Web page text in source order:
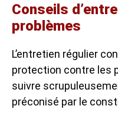
Conseils
problèmes
L’entretien régulier
protection contre les
suivre
préconisé par le